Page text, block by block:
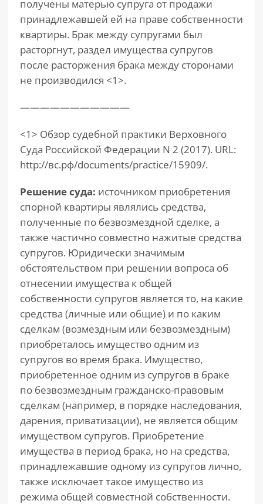
получены матерью супруга от продажи
принадлежавшей ей на праве собственности
квартиры. Брак между супругами был
расторгнут, раздел имущества супругов
после расторжения брака между сторонами
не производился <1>.
———————————
<1> Обзор судебной практики Верховного
Суда Российской Федерации N 2 (2017). URL:
http://вс.рф/documents/practice/15909/.
Решение суда: источником приобретения
спорной квартиры являлись средства,
полученные по безвозмездной сделке, а
также частично совместно нажитые средства
супругов. Юридически значимым
обстоятельством при решении вопроса об
отнесении имущества к общей
собственности супругов является то, на какие
средства (личные или общие) и по каким
сделкам (возмездным или безвозмездным)
приобреталось имущество одним из
супругов во время брака. Имущество,
приобретенное одним из супругов в браке
по безвозмездным гражданско-правовым
сделкам (например, в порядке наследования,
дарения, приватизации), не является общим
имуществом супругов. Приобретение
имущества в период брака, но на средства,
принадлежавшие одному из супругов лично,
также исключает такое имущество из
режима общей совместной собственности.